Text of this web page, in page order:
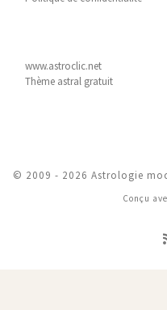
www.astroclic.net
Thème astral gratuit
© 2009 - 2026 Astrologie
Conçu